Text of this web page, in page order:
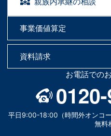
事業価値算定
資料請求
お電話での
平日9:00-18:00（時間外オンコ
無料